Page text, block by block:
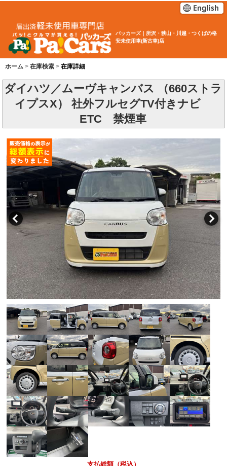
パッカーズ｜所沢・狭山・川越・つくばの格
安未使用車(新古車)店
ホーム 在庫検索 在庫詳細
ダイハツ／ムーヴキャンバス （660ストラ
イプスX） 社外フルセグTV付きナビ
ETC 禁煙車
支払総額（税込）